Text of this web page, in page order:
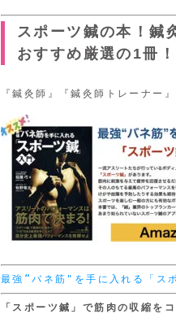
スポーツ鍼の本！鍼
おすすめ厳選の1冊！
『鍼灸師』『鍼灸師トレーナー
最強“バネ筋"を手に入れる「ス
「スポーツ鍼」で筋肉の収縮を